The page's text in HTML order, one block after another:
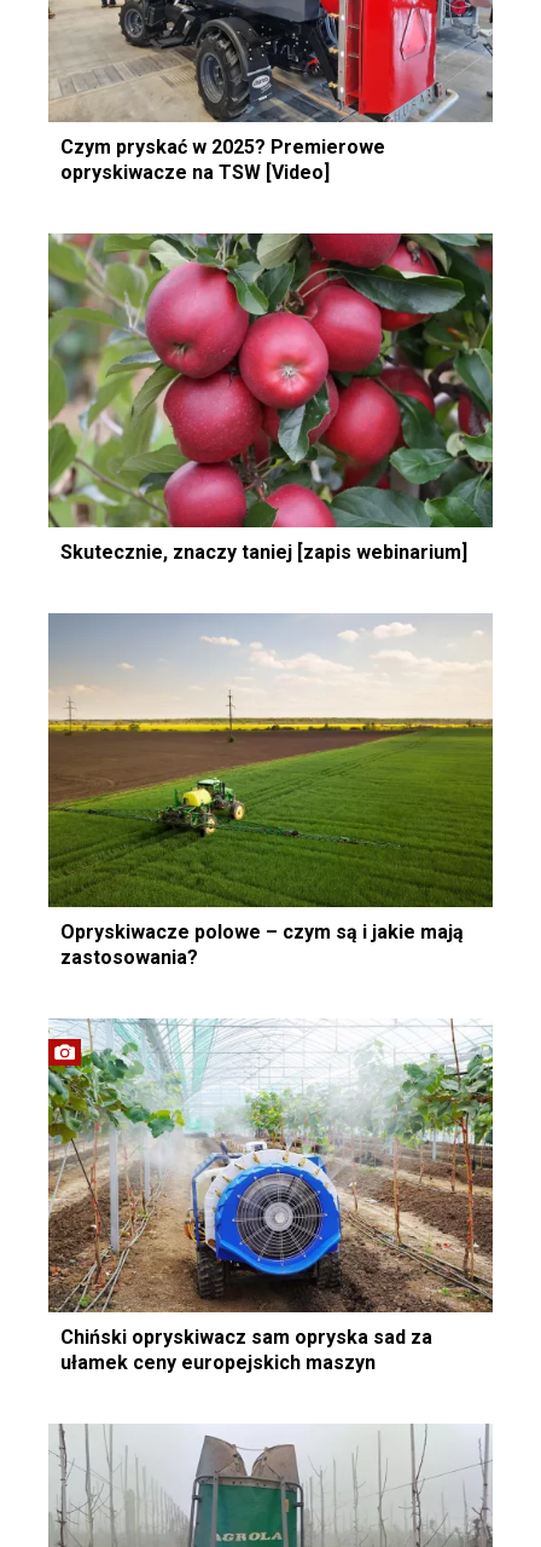
Czym pryskać w 2025? Premierowe
opryskiwacze na TSW [Video]
Skutecznie, znaczy taniej [zapis webinarium]
Opryskiwacze polowe – czym są i jakie mają
zastosowania?
Chiński opryskiwacz sam opryska sad za
ułamek ceny europejskich maszyn